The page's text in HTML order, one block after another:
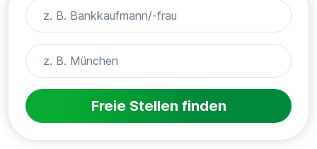
Freie Stellen finden